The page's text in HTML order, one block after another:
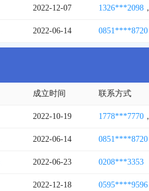
2022-12-07 1326***2098 ，
2022-06-14 0851****8720
成立时间 联系方式
2022-10-19 1778***7770 ，
2022-06-14 0851****8720
2022-06-23 0208***3353
2022-12-18 0595****9596